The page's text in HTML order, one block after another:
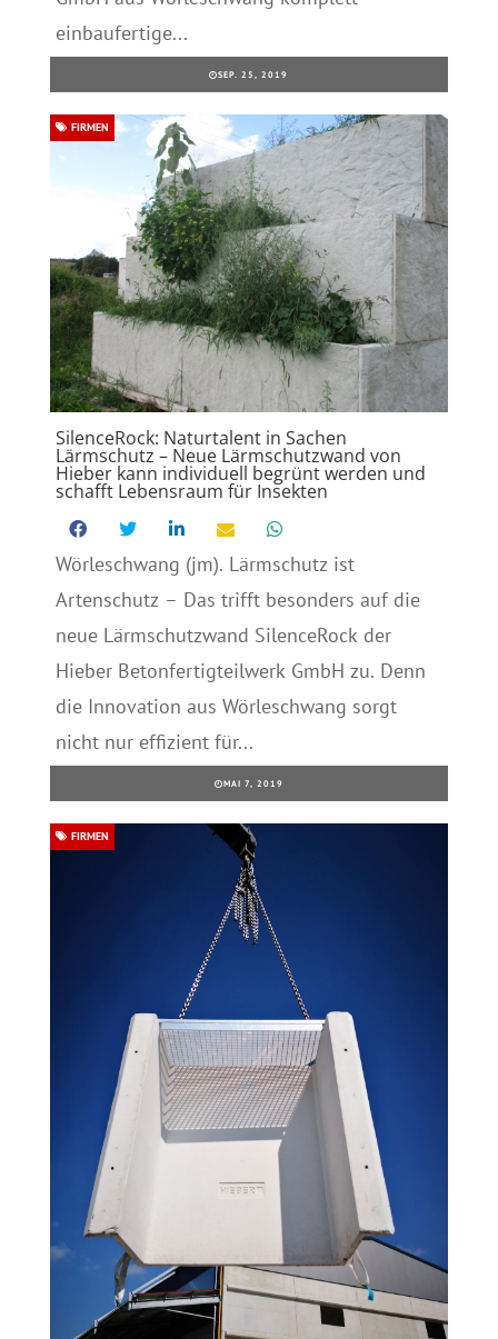
einbaufertige...
SEP. 25, 2019
SilenceRock: Naturtalent in Sachen
Lärmschutz – Neue Lärmschutzwand von
Hieber kann individuell begrünt werden und
schafft Lebensraum für Insekten
FIRMEN
Wörleschwang (jm). Lärmschutz ist
Artenschutz – Das trifft besonders auf die
neue Lärmschutzwand SilenceRock der
Hieber Betonfertigteilwerk GmbH zu. Denn
die Innovation aus Wörleschwang sorgt
nicht nur effizient für...
MAI 7, 2019
FIRMEN